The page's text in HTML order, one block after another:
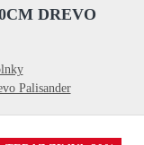
Palisander
DREVO